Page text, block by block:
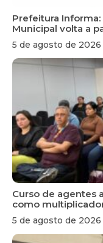
Prefeitura
Municipal volta a
5 de agosto de 2026
Curso de agentes
como
5 de agosto de 2026